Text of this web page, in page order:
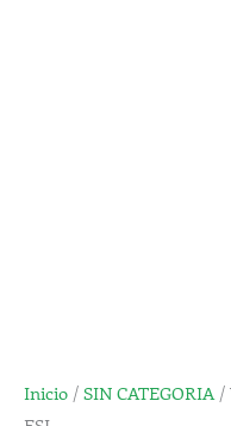
Inicio / SIN CATEGORIA/